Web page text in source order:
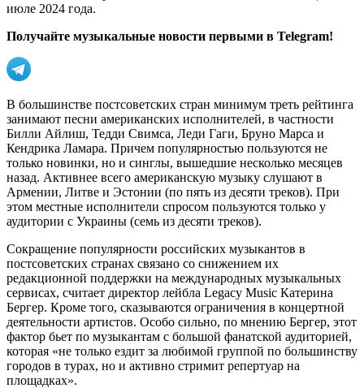
июле 2024 года.
Получайте музыкальные новости первыми в Telegram!
В большинстве постсоветских стран минимум треть рейтинга
занимают песни американских исполнителей, в частности
Билли Айлиш, Тедди Свимса, Леди Гаги, Бруно Марса и
Кендрика Ламара. Причем популярностью пользуются не
только новинки, но и синглы, вышедшие несколько месяцев
назад. Активнее всего американскую музыку слушают в
Армении, Литве и Эстонии (по пять из десяти треков). При
этом местные исполнители спросом пользуются только у
аудитории с Украины (семь из десяти треков).
Сокращение популярности российских музыкантов в
постсоветских странах связано со снижением их
редакционной поддержки на международных музыкальных
сервисах, считает директор лейбла Legacy Music Катерина
Бергер. Кроме того, сказываются ограничения в концертной
деятельности артистов. Особо сильно, по мнению Бергер, этот
фактор бьет по музыкантам с большой фанатской аудиторией,
которая «не только ездит за любимой группой по большинству
городов в турах, но и активно стримит репертуар на
площадках».